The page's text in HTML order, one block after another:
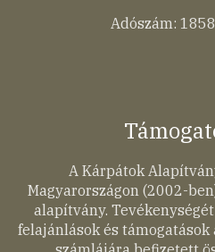
Adószám:
A Kárpátok
Magyarországon (2002-
alapítvány.
felajánlások és